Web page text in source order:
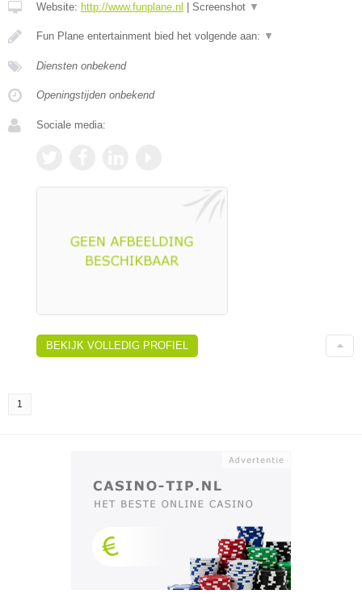
Website: http://www.funplane.nl Screenshot ▼
Fun Plane entertainment bied het volgende aan: ▼
Diensten onbekend
Openingstijden onbekend
Sociale media:
BEKIJK VOLLEDIG PROFIEL
1